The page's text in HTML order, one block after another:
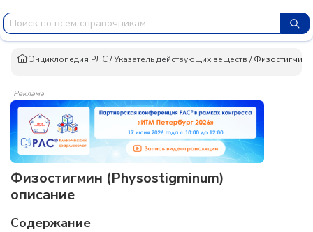
Энциклопедия РЛС/Указатель действующих веществ /Физостигмин
Реклама
Физостигмин (Physostigminum)
описание
Содержание